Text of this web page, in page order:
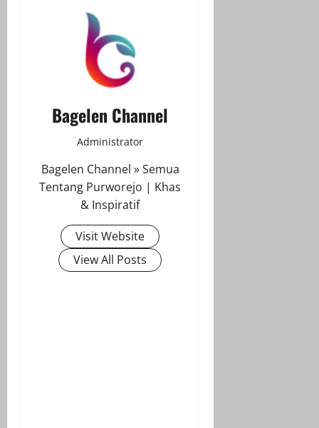
Bagelen Channel
Administrator
Bagelen Channel » Semua
Tentang Purworejo | Khas
& Inspiratif
Visit Website
View All Posts